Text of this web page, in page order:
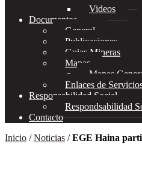
Videos
Documentos
General
Publicaciones
Guias Mineras
Mapas
Mapas
Enlaces de
Responsabilidad Social
Respondsabilidad
Contacto
Inicio /Noticias /EGE Haina